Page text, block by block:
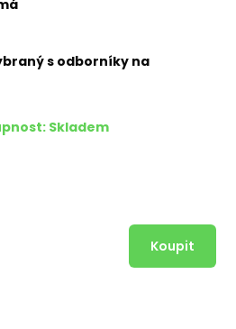
s odborníky na
Skladem